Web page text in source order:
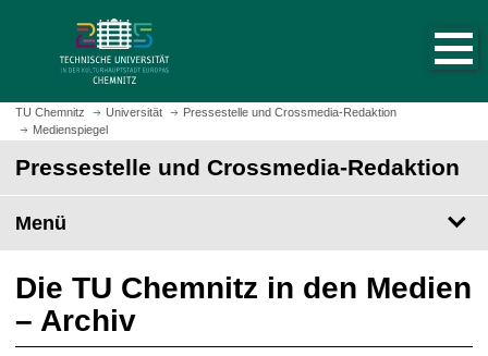
m
H
t
s
i
e
a
u
f
r
u
TU Chemnitz Universität
Pressestelle und Crossmedia-Redaktion
Medienspiegel
Pressestelle und Crossmedia-Redaktion
Menü
Die TU Chemnitz in den Medien
– Archiv